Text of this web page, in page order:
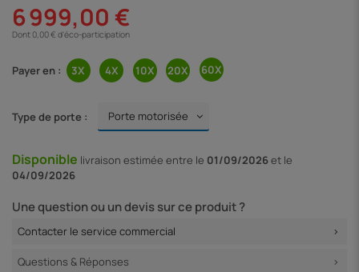
6 999,00 €
Dont 0,00 € d'éco-participation
Payer en :
Type de porte :
Disponible livraison estimée entre le 01/09/2026et le
04/09/2026
Une question ou un devis sur ce produit ?
Contacter le service commercial
Questions & Réponses